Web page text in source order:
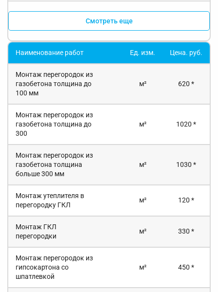
Смотреть еще
Наименование работ Ед. изм. Цена. руб.
Монтаж перегородок из
газобетона толщина до
100 мм
м² 620 *
Монтаж перегородок из
газобетона толщина до
300
м² 1020 *
Монтаж перегородок из
газобетона толщина
больше 300 мм
м² 1030 *
Монтаж утеплителя в
перегородку ГКЛ
м² 120 *
Монтаж ГКЛ
перегородки
м² 330 *
Монтаж перегородок из
гипсокартона со
шпатлевкой
м² 450 *